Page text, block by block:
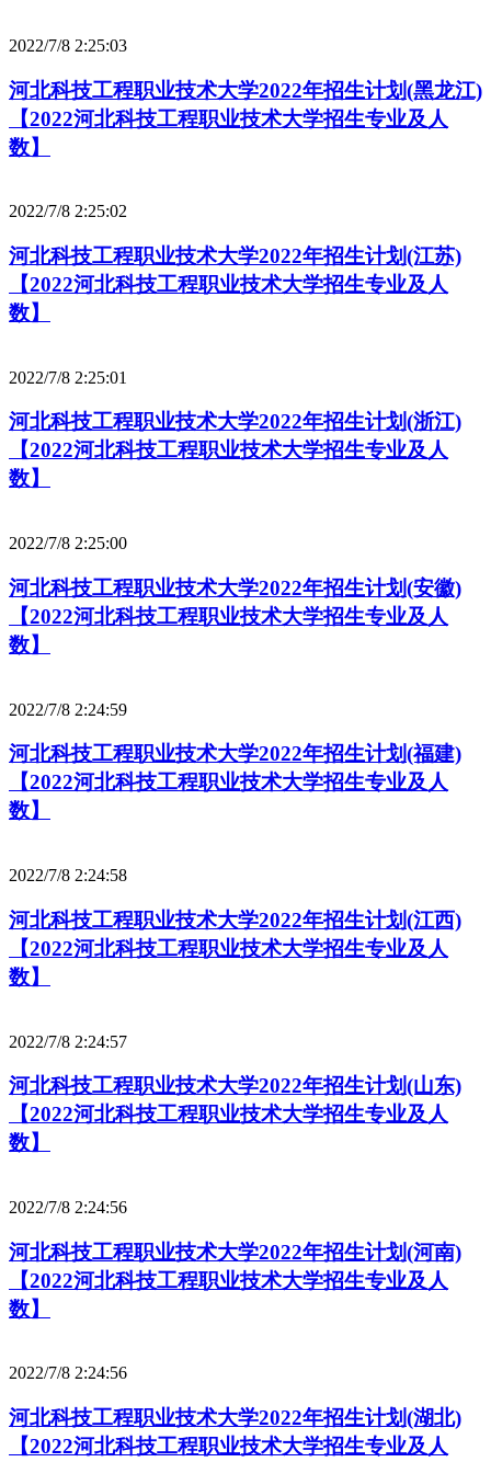
2022/7/8 2:25:03
河北科技工程职业技术大学2022年招生计划(黑龙江)
【2022河北科技工程职业技术大学招生专业及人
数】
2022/7/8 2:25:02
河北科技工程职业技术大学2022年招生计划(江苏)
【2022河北科技工程职业技术大学招生专业及人
数】
2022/7/8 2:25:01
河北科技工程职业技术大学2022年招生计划(浙江)
【2022河北科技工程职业技术大学招生专业及人
数】
2022/7/8 2:25:00
河北科技工程职业技术大学2022年招生计划(安徽)
【2022河北科技工程职业技术大学招生专业及人
数】
2022/7/8 2:24:59
河北科技工程职业技术大学2022年招生计划(福建)
【2022河北科技工程职业技术大学招生专业及人
数】
2022/7/8 2:24:58
河北科技工程职业技术大学2022年招生计划(江西)
【2022河北科技工程职业技术大学招生专业及人
数】
2022/7/8 2:24:57
河北科技工程职业技术大学2022年招生计划(山东)
【2022河北科技工程职业技术大学招生专业及人
数】
2022/7/8 2:24:56
河北科技工程职业技术大学2022年招生计划(河南)
【2022河北科技工程职业技术大学招生专业及人
数】
2022/7/8 2:24:56
河北科技工程职业技术大学2022年招生计划(湖北)
【2022河北科技工程职业技术大学招生专业及人